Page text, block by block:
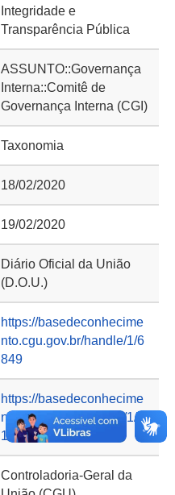
Integridade e
Transparência Pública
ASSUNTO::Governança
Interna::Comitê de
Governança Interna (CGI)
Taxonomia
18/02/2020
19/02/2020
Diário Oficial da União
(D.O.U.)
https://basedeconhecime
nto.cgu.gov.br/handle/1/6
849
https://basedeconhecime
nto.cgu.gov.br/handle/1/7
196
Controladoria-Geral da